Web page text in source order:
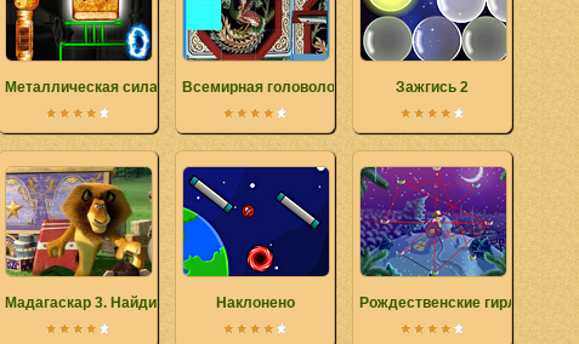
Металлическая сила Всемирная головоломка Зажгись 2
Мадагаскар 3. Найди номера Наклонено Рождественские гирлянды